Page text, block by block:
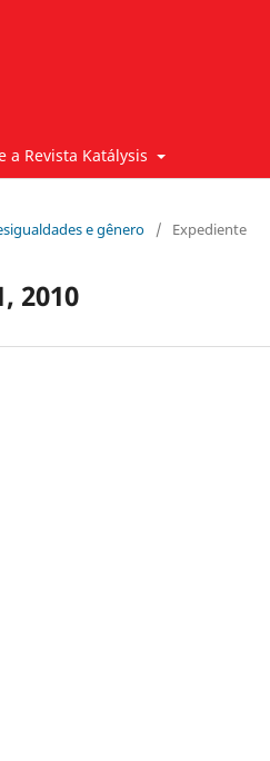
a Revista Katálysis
e gênero / Expediente
2010